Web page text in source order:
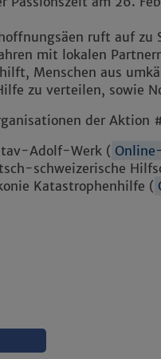
ruft auf zu
mit lokalen
hilft, Menschen aus
zu verteilen, sowie
der Aktion
Adolf-Werk (
schweizerische
Katastrophenhilfe (